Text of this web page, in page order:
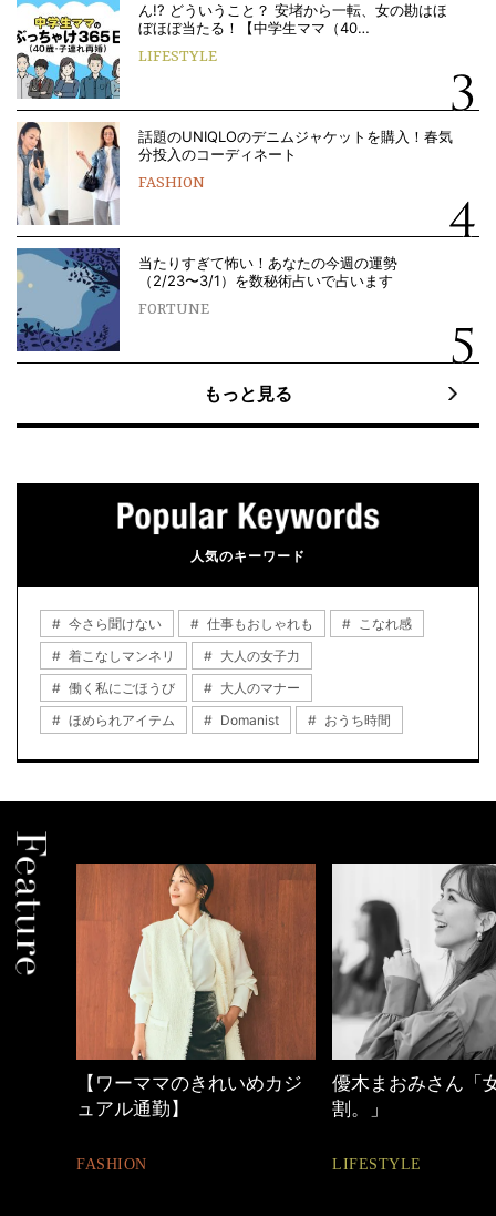
ん!? どういうこと？ 安堵から一転、女の勘はほ
ぼほぼ当たる！【中学生ママ（40…
LIFESTYLE
話題のUNIQLOのデニムジャケットを購入！春気
分投入のコーディネート
FASHION
当たりすぎて怖い！あなたの今週の運勢
（2/23〜3/1）を数秘術占いで占います
FORTUNE
もっと見る
人気のキーワード
今さら聞けない 仕事もおしゃれも
こなれ感
着こなしマンネリ
大人の女子力
働く私にごほうび
大人のマナー
ほめられアイテム
Domanist おうち時間
優木まおみさん「女の時間
割。」
LIFESTYLE
働く女性のバッグ